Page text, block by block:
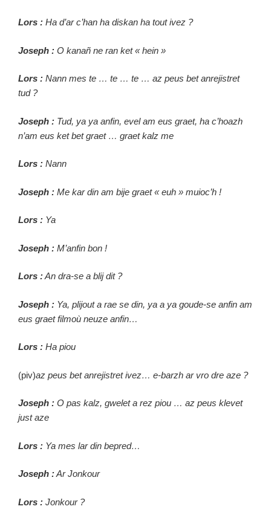
Lors : Ha d’ar c’han ha diskan ha tout ivez ?
Joseph : O kanañ ne ran ket « hein »
Lors : Nann mes te … te … te … az peus bet anrejistret
tud ?
Joseph : Tud, ya ya anfin, evel am eus graet, ha c’hoazh
n’am eus ket bet graet … graet kalz me
Lors : Nann
Joseph : Me kar din am bije graet « euh » muioc’h !
Lors : Ya
Joseph : M’anfin bon !
Lors :An dra-se a blij dit ?
Joseph : Ya, plijout a rae se din, ya a ya goude-se anfin am
eus graet filmoù neuze anfin…
Lors : Ha piou
(piv)az peus bet anrejistret ivez… e-barzh ar vro dre aze ?
Joseph : O pas kalz, gwelet a rez piou … az peus klevet
just aze
Lors : Ya mes lar din bepred…
Joseph :Ar Jonkour
Lors : Jonkour ?